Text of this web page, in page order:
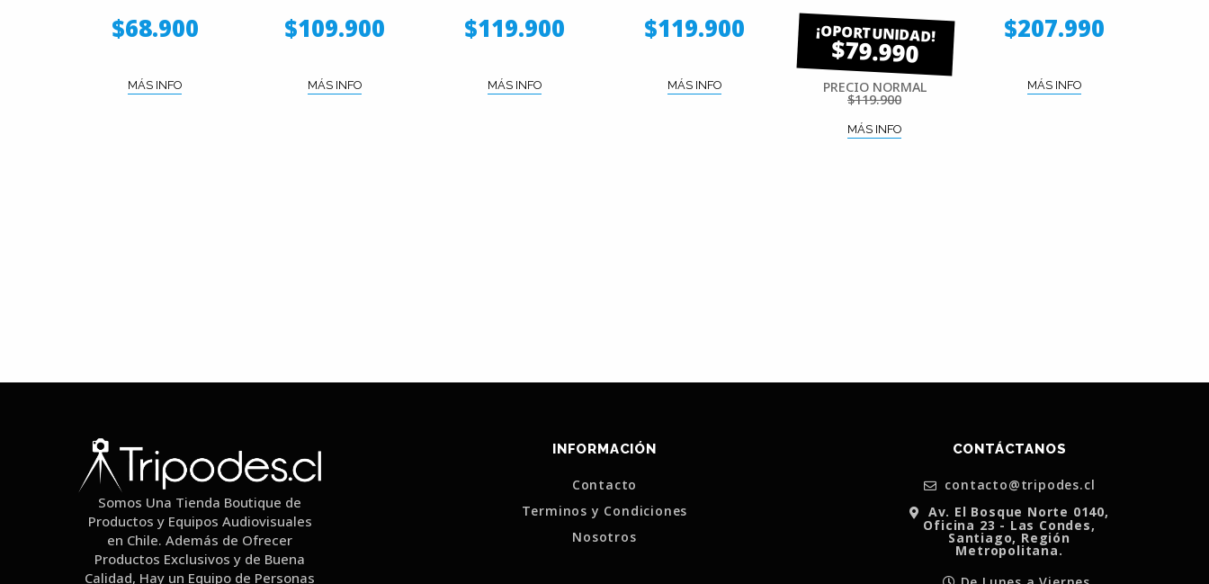
$68.900
MÁS INFO
$109.900
MÁS INFO
$119.900
MÁS INFO
$119.900
MÁS INFO
$79.990
PRECIO NORMAL
$119.900
MÁS INFO
$207.990
MÁS INFO
Somos Una Tienda Boutique de
Productos y Equipos Audiovisuales
en Chile. Además de Ofrecer
Productos Exclusivos y de Buena
Calidad, Hay un Equipo de Personas
INFORMACIÓN
Contacto
Terminos y Condiciones
Nosotros
CONTÁCTANOS
contacto@tripodes.cl
Av. El Bosque Norte 0140,
Oficina 23 - Las Condes,
Santiago, Región
Metropolitana.